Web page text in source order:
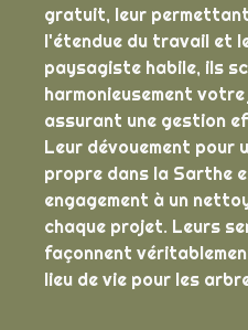
gratuit, leur
l'étendue du travail et
paysagiste habile, ils
harmonieusement
assurant une gestion
Leur dévouement pour
propre dans la Sarthe
engagement à un
chaque projet. Leurs
façonnent
lieu de vie pour les